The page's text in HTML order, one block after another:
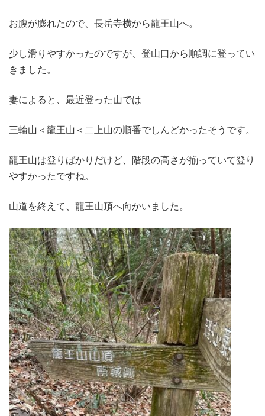
お腹が膨れたので、長岳寺横から龍王山へ。
少し滑りやすかったのですが、登山口から順調に登ってい
きました。
妻によると、最近登った山では
三輪山＜龍王山＜二上山の順番でしんどかったそうです。
龍王山は登りばかりだけど、階段の高さが揃っていて登り
やすかったですね。
山道を終えて、龍王山頂へ向かいました。